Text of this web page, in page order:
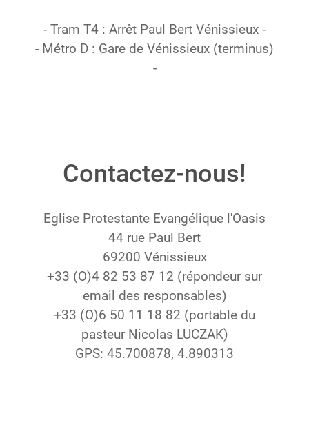
- Tram T4 : Arrêt Paul Bert Vénissieux -
- Métro D : Gare de Vénissieux‎ (terminus)
-
Contactez-nous!
Eglise Protestante Evangélique l'Oasis
44 rue Paul Bert
69200 Vénissieux
+33 (O)4 82 53 87 12 (répondeur sur
email des responsables)
+33 (O)6 50 11 18 82 (portable du
pasteur Nicolas LUCZAK)
GPS: 45.700878, 4.890313